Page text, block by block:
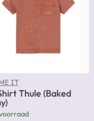
IT
Thule (Baked